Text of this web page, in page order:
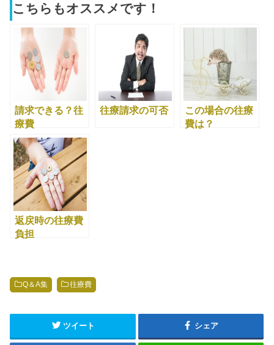
こちらもオススメです！
請求できる？往
療費
往療請求の可否
この場合の往療
費は？
返戻時の往療費
負担
Q＆A集 往療費
ツイート シェア